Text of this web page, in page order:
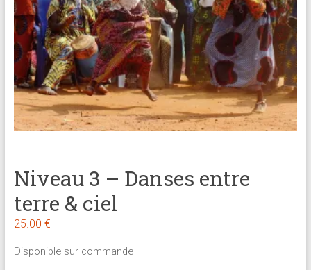
Approche
holistique
:
psychologue,
coach
et
praticienne
en
Niveau 3 – Danses entre
terre & ciel
25.00 €
Disponible sur commande